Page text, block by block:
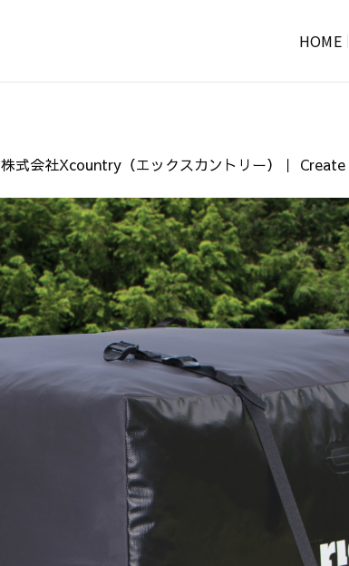
HOME
株式会社Xcountry（エックスカントリー）｜